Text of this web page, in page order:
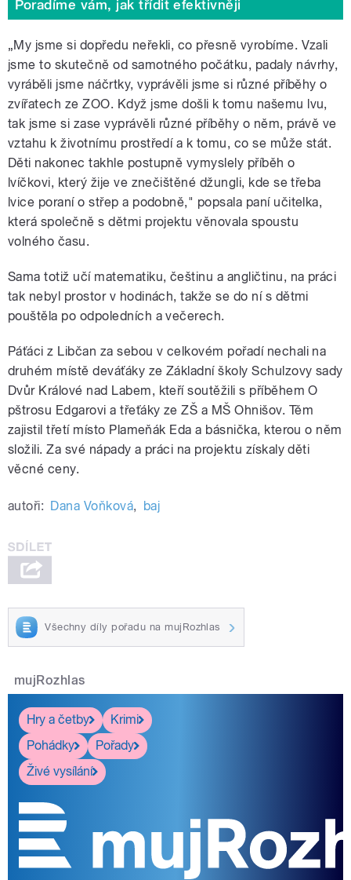
Poradíme vám, jak třídit efektivněji
„My jsme si dopředu neřekli, co přesně vyrobíme. Vzali
jsme to skutečně od samotného počátku, padaly návrhy,
vyráběli jsme náčrtky, vyprávěli jsme si různé příběhy o
zvířatech ze ZOO. Když jsme došli k tomu našemu lvu,
tak jsme si zase vyprávěli různé příběhy o něm, právě ve
vztahu k životnímu prostředí a k tomu, co se může stát.
Děti nakonec takhle postupně vymyslely příběh o
lvíčkovi, který žije ve znečištěné džungli, kde se třeba
lvice poraní o střep a podobně," popsala paní učitelka,
která společně s dětmi projektu věnovala spoustu
volného času.
Sama totiž učí matematiku, češtinu a angličtinu, na práci
tak nebyl prostor v hodinách, takže se do ní s dětmi
pouštěla po odpoledních a večerech.
Páťáci z Libčan za sebou v celkovém pořadí nechali na
druhém místě deváťáky ze Základní školy Schulzovy sady
Dvůr Králové nad Labem, kteří soutěžili s příběhem O
pštrosu Edgarovi a třeťáky ze ZŠ a MŠ Ohnišov. Těm
zajistil třetí místo Plameňák Eda a básnička, kterou o něm
složili. Za své nápady a práci na projektu získaly děti
věcné ceny.
autoři: Dana Voňková, baj
Všechny díly pořadu na mujRozhlas
mujRozhlas
Hry a četby
Krimi
Pohádky
Pořady
Živé vysílání